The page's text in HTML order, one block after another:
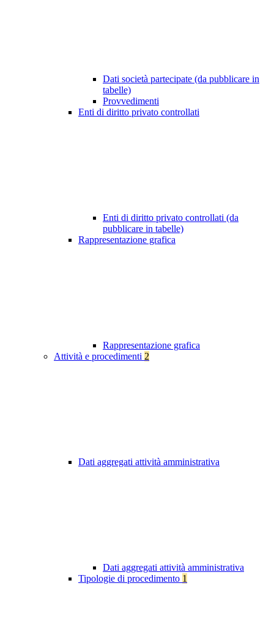
Dati società partecipate (da pubblicare in
tabelle)
Provvedimenti
Enti di diritto privato controllati
Enti di diritto privato controllati (da
pubblicare in tabelle)
Rappresentazione grafica
Rappresentazione grafica
Attività e procedimenti 2
Dati aggregati attività amministrativa
Dati aggregati attività amministrativa
Tipologie di procedimento 1